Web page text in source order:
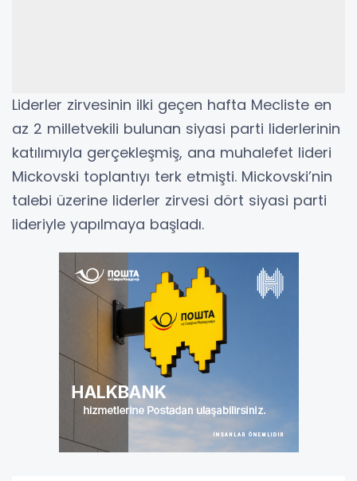
Liderler zirvesinin ilki geçen hafta Mecliste en
az 2 milletvekili bulunan siyasi parti liderlerinin
katılımıyla gerçekleşmiş, ana muhalefet lideri
Mickovski toplantıyı terk etmişti. Mickovski’nin
talebi üzerine liderler zirvesi dört siyasi parti
lideriyle yapılmaya başladı.